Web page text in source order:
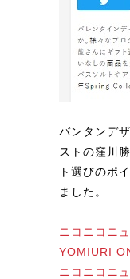
バンタンデ
ストの窪川
ト選びのポ
ました。
ニコニコニ
YOMIURI
ニコニコニ